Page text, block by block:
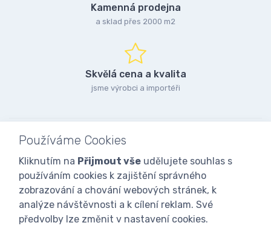
Kamenná prodejna
a sklad přes 2000 m2
Skvělá cena a kvalita
jsme výrobci a importéři
Používáme Cookies
Kliknutím na Přijmout vše udělujete souhlas s
používáním cookies k zajištění správného
zobrazování a chování webových stránek, k
analýze návštěvnosti a k cílení reklam. Své
předvolby lze změnit v nastavení cookies.